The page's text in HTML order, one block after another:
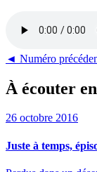
◄ Numéro
À écouter
26 octobre 2016
Juste à temps,